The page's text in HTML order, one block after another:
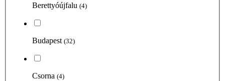
Berettyóújfalu (4)
Budapest (32)
Csorna (4)